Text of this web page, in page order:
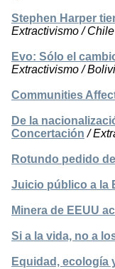
Stephen Harper
Extractivismo / Chile
Evo: Sólo el
Extractivismo /
Communities
De la
Concertación /
Rotundo pedido
Juicio público a la
Minera de EEUU
Si a la vida, no a
Equidad, ecología